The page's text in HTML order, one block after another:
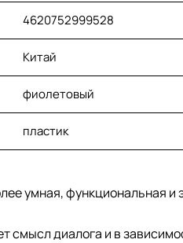
4620752999528
Китай
фиолетовый
пластик
умная, функциональная
смысл диалога и в